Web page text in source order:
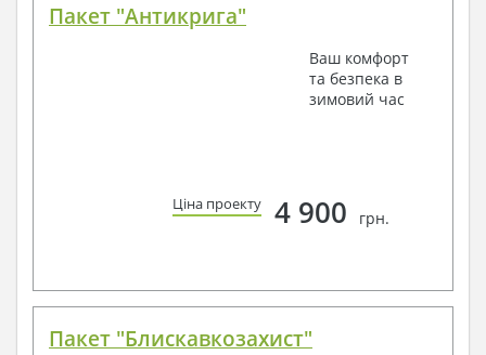
Пакет "Антикрига"
Ваш комфорт
та безпека в
зимовий час
Ціна проекту 4 900 грн.
Пакет "Блискавкозахист"